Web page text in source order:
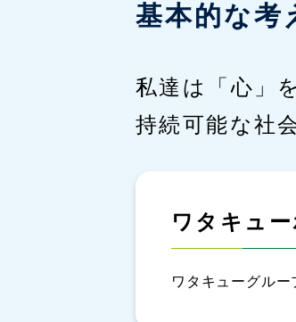
基本的な考
私達は「心」
持続可能な社
ワタキュ
ワタキューグルー